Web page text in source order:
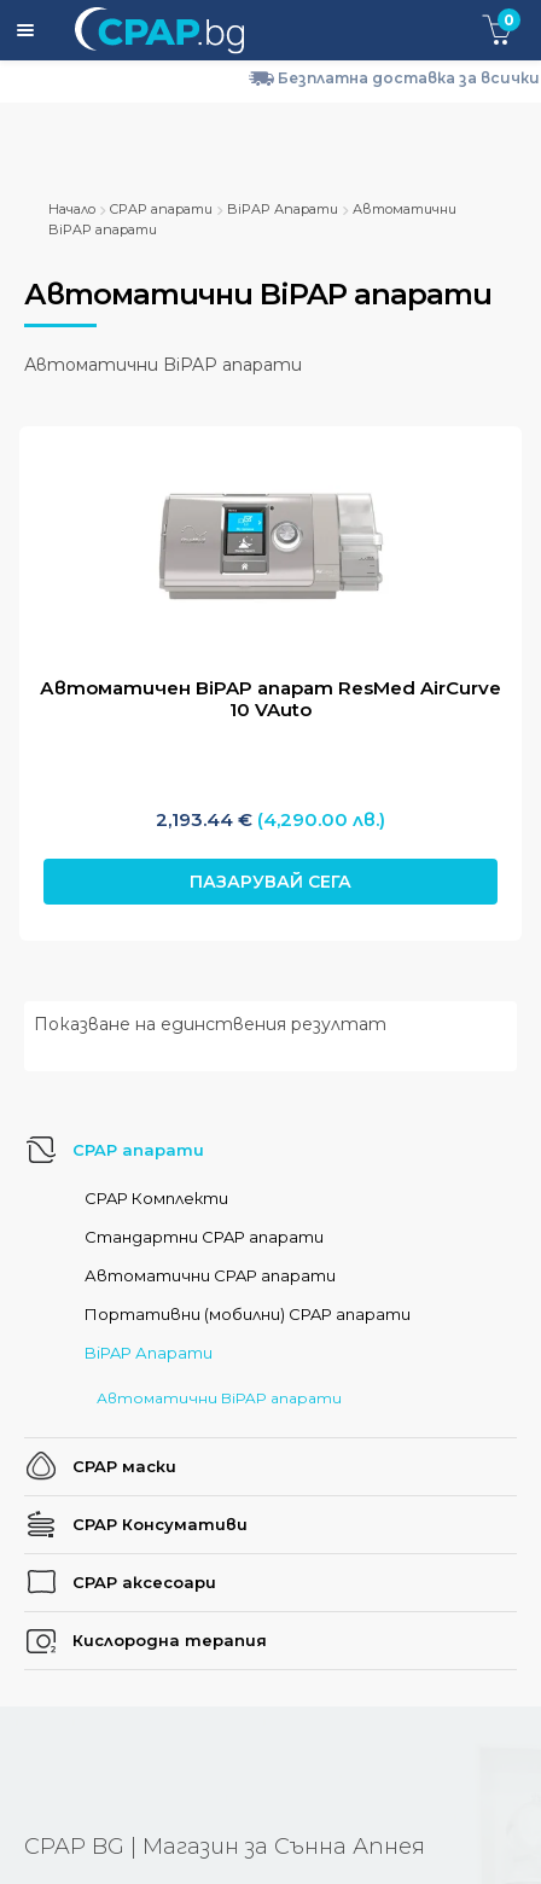
Безплатна доставка за всички поръчки
0
CPAP Консумативи и Аксесоари
Кислородна терапия
За нас
Моят профил
Начало CPAP апарати BiPAP Апарати
Автоматични
BiPAP апарати
Автоматични BiPAP апарати
Автоматични BiPAP апарати
Автоматичен BiPAP апарат ResMed AirCurve
10 VAuto
2,193.44 € (4,290.00 лв.)
ПАЗАРУВАЙ СЕГА
Показване на единствения резултат
CPAP апарати
CPAP Комплекти
Стандартни CPAP апарати
Автоматични CPAP апарати
Портативни (мобилни) CPAP апарати
BiPAP Апарати
Автоматични BiPAP апарати
CPAP маски
CPAP Консумативи
CPAP аксесоари
Кислородна терапия
CPAP BG | Магазин за Сънна Апнея